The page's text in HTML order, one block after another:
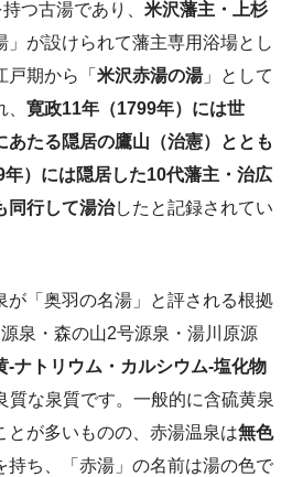
持つ古湯であり、 米沢藩主・上杉
」が設けられて藩主専用浴場とし
期から「 米沢赤湯の湯」として
寛政11年（1799年）には世
あたる隠居の鷹山（治憲）ととも
）には隠居した10代藩主・治広
同行して湯治したと記録されてい
が「奥羽の名湯」と評される根拠
源泉・森の山2号源泉・湯川原源
-ナトリウム・カルシウム-塩化物
質な泉質です。一般的に含硫黄泉
とが多いものの、赤湯温泉は無色
持ち、「赤湯」の名前は湯の色で